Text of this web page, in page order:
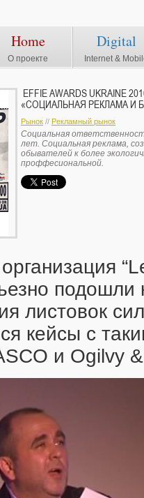
Home
О проекте
Digital
Internet &
EFFIE AWARDS UKRAINE
«СОЦИАЛЬНАЯ РЕКЛАМА И
Рынок // Рекламный рынок
Социальная
лет. Социальная реклама,
обывателей к более
проффесиональной.
подошли
листовок
кейсы с
и Ogilvy